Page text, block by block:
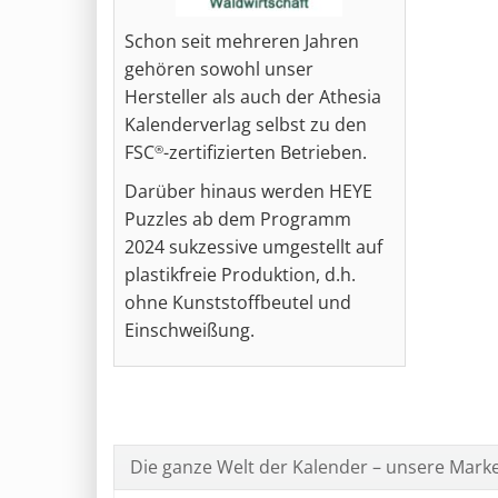
Schon seit mehreren Jahren
gehören sowohl unser
Hersteller als auch der Athesia
Kalenderverlag selbst zu den
FSC®-zertifizierten Betrieben.
Darüber hinaus werden HEYE
Puzzles ab dem Programm
2024 sukzessive umgestellt auf
plastikfreie Produktion, d.h.
ohne Kunststoffbeutel und
Einschweißung.
Die ganze Welt der Kalender – unsere